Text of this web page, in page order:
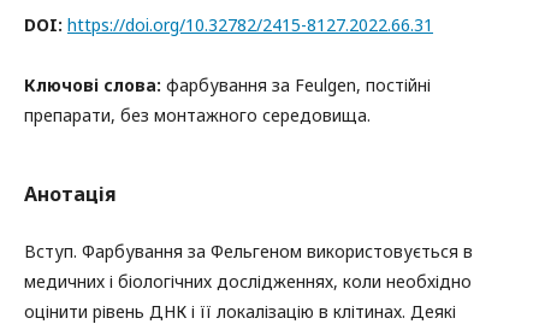
DOI: https://doi.org/10.32782/2415-8127.2022.66.31
Ключові слова: фарбування за Feulgen, постійні
препарати, без монтажного середовища.
Анотація
Вступ. Фарбування за Фельгеном використовується в
медичних і біологічних дослідженнях, коли необхідно
оцінити рівень ДНК і її локалізацію в клітинах. Деякі